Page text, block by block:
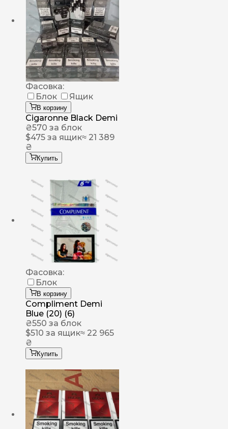
Фасовка:
Блок
Ящик
В корзину
Cigaronne Black Demi
₴570 за блок
$475 за ящик≈ 21 389
₴
Купить
Фасовка:
Блок
В корзину
Compliment Demi
Blue (20) (6)
₴550 за блок
$510 за ящик≈ 22 965
₴
Купить